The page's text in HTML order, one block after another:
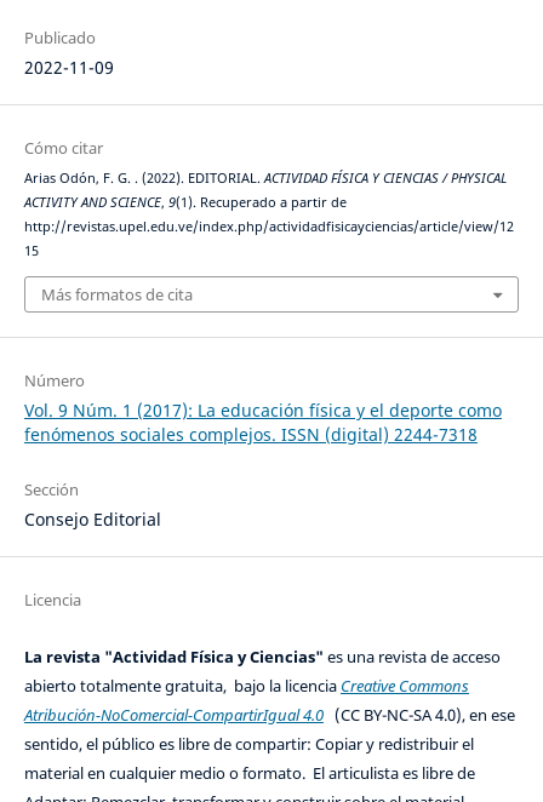
Publicado
2022-11-09
Cómo citar
Arias Odón, F. G. . (2022). EDITORIAL.ACTIVIDAD FÍSICA Y CIENCIAS / PHYSICAL
ACTIVITY AND SCIENCE, 9(1). Recuperado a partir de
http://revistas.upel.edu.ve/index.php/actividadfisicayciencias/article/view/12
15
Más formatos de cita
Número
Vol. 9 Núm. 1 (2017): La educación física y el deporte como
fenómenos sociales complejos. ISSN (digital) 2244-7318
Sección
Consejo Editorial
Licencia
La revista "Actividad Física y Ciencias" es una revista de acceso
abierto totalmente gratuita, bajo la licencia Creative Commons
Atribución-NoComercial-CompartirIgual 4.0(CC BY-NC-SA 4.0), en ese
sentido, el público es libre de compartir: Copiar y redistribuir el
material en cualquier medio o formato. El articulista es libre de